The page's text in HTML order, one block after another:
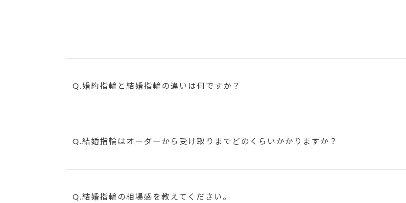
Q.婚約指輪と結婚指輪の違いは何ですか？
Q.結婚指輪はオーダーから受け取りまで どのくらいかかりますか？
Q.結婚指輪の相場感を教えてください。